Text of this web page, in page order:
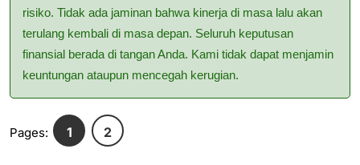
risiko. Tidak ada jaminan bahwa kinerja di masa lalu akan
terulang kembali di masa depan. Seluruh keputusan
finansial berada di tangan Anda. Kami tidak dapat menjamin
keuntungan ataupun mencegah kerugian.
Pages: 1 2